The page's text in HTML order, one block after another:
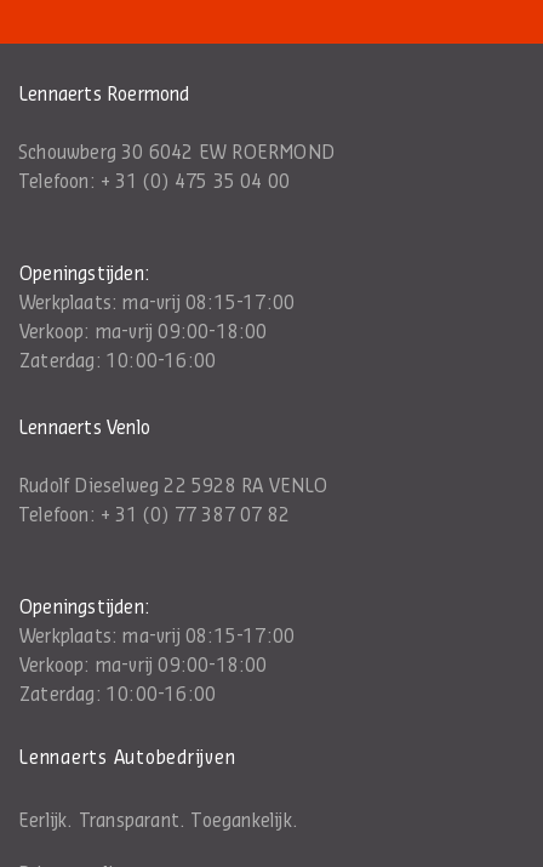
Lennaerts Roermond
Schouwberg 30 6042 EW ROERMOND
Telefoon: + 31 (0) 475 35 04 00
Openingstijden:
Werkplaats: ma-vrij 08:15-17:00
Verkoop: ma-vrij 09:00-18:00
Zaterdag: 10:00-16:00
Lennaerts Venlo
Rudolf Dieselweg 22 5928 RA VENLO
Telefoon: + 31 (0) 77 387 07 82
Openingstijden:
Werkplaats: ma-vrij 08:15-17:00
Verkoop: ma-vrij 09:00-18:00
Zaterdag: 10:00-16:00
Lennaerts Autobedrijven
Eerlijk. Transparant. Toegankelijk.